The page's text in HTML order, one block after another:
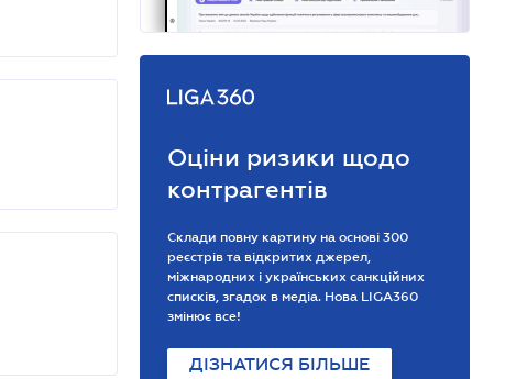
Оціни ризики щодо
контрагентів
Склади повну картину на основі 300
реєстрів та відкритих джерел,
міжнародних і українських санкційних
списків, згадок в медіа. Нова LIGA360
змінює все!
ДІЗНАТИСЯ БІЛЬШЕ